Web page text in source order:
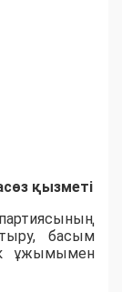
қызметі
басым
ұжымымен